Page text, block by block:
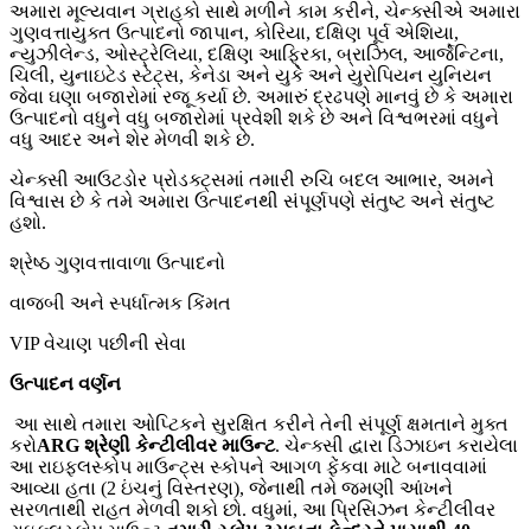
અમારા મૂલ્યવાન ગ્રાહકો સાથે મળીને કામ કરીને, ચેન્ક્સીએ અમારા
ગુણવત્તાયુક્ત ઉત્પાદનો જાપાન, કોરિયા, દક્ષિણ પૂર્વ એશિયા,
ન્યુઝીલેન્ડ, ઓસ્ટ્રેલિયા, દક્ષિણ આફ્રિકા, બ્રાઝિલ, આર્જેન્ટિના,
ચિલી, યુનાઇટેડ સ્ટેટ્સ, કેનેડા અને યુકે અને યુરોપિયન યુનિયન
જેવા ઘણા બજારોમાં રજૂ કર્યા છે. અમારું દ્રઢપણે માનવું છે કે અમારા
ઉત્પાદનો વધુને વધુ બજારોમાં પ્રવેશી શકે છે અને વિશ્વભરમાં વધુને
વધુ આદર અને શેર મેળવી શકે છે.
ચેન્ક્સી આઉટડોર પ્રોડક્ટ્સમાં તમારી રુચિ બદલ આભાર, અમને
વિશ્વાસ છે કે તમે અમારા ઉત્પાદનથી સંપૂર્ણપણે સંતુષ્ટ અને સંતુષ્ટ
હશો.
શ્રેષ્ઠ ગુણવત્તાવાળા ઉત્પાદનો
વાજબી અને સ્પર્ધાત્મક કિંમત
VIP વેચાણ પછીની સેવા
ઉત્પાદન વર્ણન
આ સાથે તમારા ઓપ્ટિકને સુરક્ષિત કરીને તેની સંપૂર્ણ ક્ષમતાને મુક્ત
કરોARG શ્રેણી કેન્ટીલીવર માઉન્ટ. ચેન્ક્સી દ્વારા ડિઝાઇન કરાયેલા
આ રાઇફલસ્કોપ માઉન્ટ્સ સ્કોપને આગળ ફેંકવા માટે બનાવવામાં
આવ્યા હતા (2 ઇંચનું વિસ્તરણ), જેનાથી તમે જમણી આંખને
સરળતાથી રાહત મેળવી શકો છો. વધુમાં, આ પ્રિસિઝન કેન્ટીલીવર